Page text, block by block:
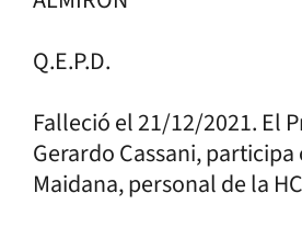
Q.E.P.D.
Falleció el 21/12/2021. El
Gerardo Cassani,
Maidana, personal de la